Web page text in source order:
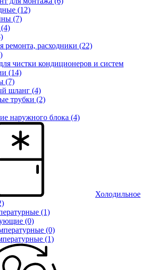
(12)
(7)
ремонта, расходники (22)
чистки кондиционеров и систем
(14)
(7)
шланг (4)
трубки (2)
наружного блока (4)
Холодильное
(1)
(0)
(0)
(1)